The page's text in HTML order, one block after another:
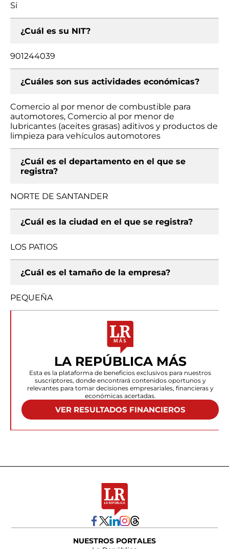
Si
¿Cuál es su NIT?
901244039
¿Cuáles son sus actividades económicas?
Comercio al por menor de combustible para
automotores, Comercio al por menor de
lubricantes (aceites grasas) aditivos y productos de
limpieza para vehículos automotores
¿Cuál es el departamento en el que se
registra?
NORTE DE SANTANDER
¿Cuál es la ciudad en el que se registra?
LOS PATIOS
¿Cuál es el tamaño de la empresa?
PEQUEÑA
LA REPÚBLICA MÁS
Esta es la plataforma de beneficios exclusivos para nuestros
suscriptores, donde encontrará contenidos oportunos y
relevantes para tomar decisiones empresariales, financieras y
económicas acertadas.
VER RESULTADOS FINANCIEROS
NUESTROS PORTALES